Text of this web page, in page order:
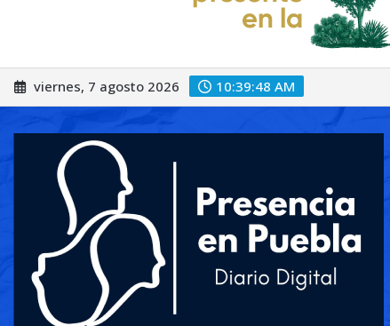
Saltar
al
viernes, 7 agosto 2026 10:39:50 AM